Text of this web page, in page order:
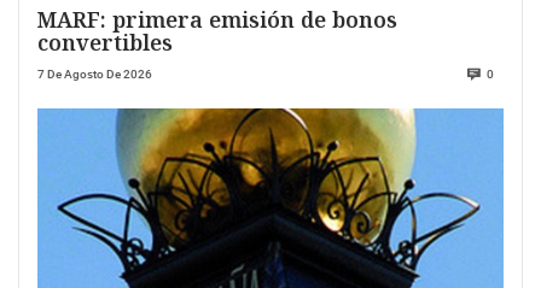
MARF: primera emisión de bonos
convertibles
7 De Agosto De 2026 0